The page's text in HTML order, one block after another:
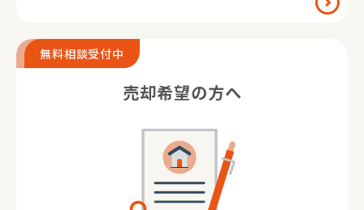
無料相談受付中
売却希望の方へ